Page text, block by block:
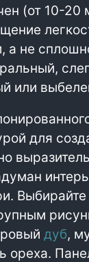
(от 10-20
а не
или
для
дуб,
ореха.